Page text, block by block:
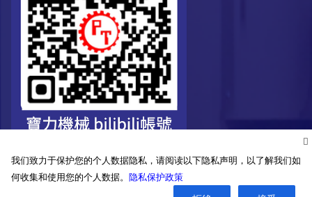
我们致力于保护您的个人数据隐私，请阅读以下隐私声明，以了解我们如
何收集和使用您的个人数据。 隐私保护政策